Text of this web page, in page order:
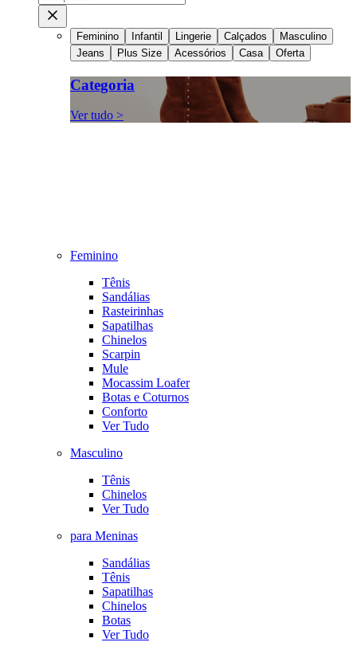
Feminino Infantil Lingerie Calçados
Masculino
Jeans
Plus Size Acessórios Casa Oferta
Categoria
Ver tudo >
Feminino
Tênis
Sandálias
Rasteirinhas
Sapatilhas
Chinelos
Scarpin
Mule
Mocassim Loafer
Botas e Coturnos
Conforto
Ver Tudo
Masculino
Tênis
Chinelos
Ver Tudo
para Meninas
Sandálias
Tênis
Sapatilhas
Chinelos
Botas
Ver Tudo